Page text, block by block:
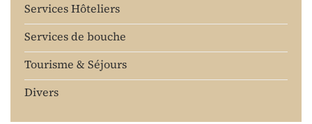
Services Hôteliers
Services de bouche
Tourisme & Séjours
Divers